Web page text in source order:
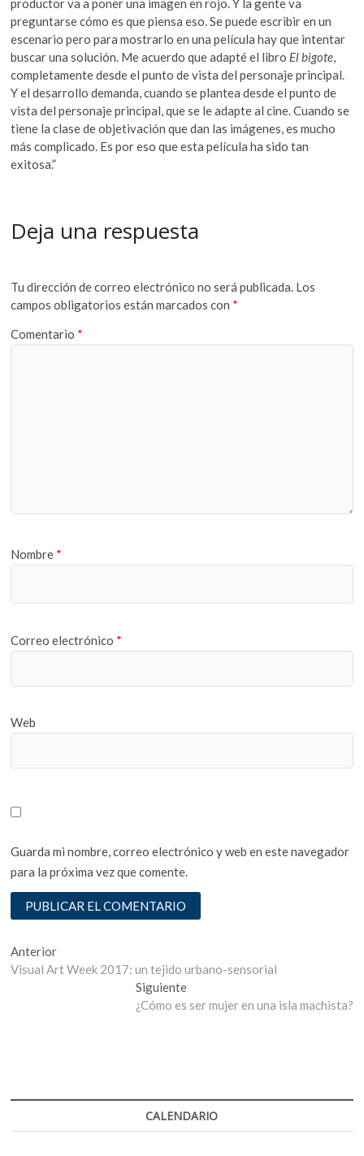
productor va a poner una imagen en rojo. Y la gente va
preguntarse cómo es que piensa eso. Se puede escribir en un
escenario pero para mostrarlo en una película hay que intentar
buscar una solución. Me acuerdo que adapté el libro El bigote,
completamente desde el punto de vista del personaje principal.
Y el desarrollo demanda, cuando se plantea desde el punto de
vista del personaje principal, que se le adapte al cine. Cuando se
tiene la clase de objetivación que dan las imágenes, es mucho
más complicado. Es por eso que esta película ha sido tan
exitosa.”
Deja una respuesta
Tu dirección de correo electrónico no será publicada. Los
campos obligatorios están marcados con *
Comentario *
Nombre *
Correo electrónico *
Web
Guarda mi nombre, correo electrónico y web en este navegador
para la próxima vez que comente.
Navegación
de
AnteriorEntrada
anterior:
Visual Art Week 2017: un tejido urbano-sensorial
SiguienteEntrada
siguiente:
¿Cómo es ser mujer en una isla machista?
CALENDARIO